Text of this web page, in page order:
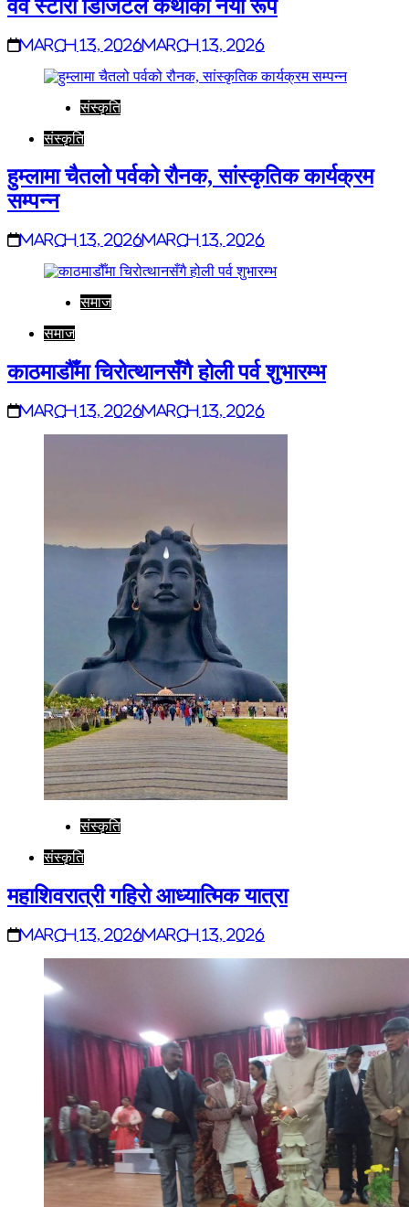
वेव स्टोरी डिजिटल कथाको नयाँ रूप
March 13, 2026March 13, 2026
संस्कृति
संस्कृति
हुम्लामा चैतलो पर्वको रौनक, सांस्कृतिक कार्यक्रम
सम्पन्न
March 13, 2026March 13, 2026
समाज
समाज
काठमाडौँमा चिरोत्थानसँगै होली पर्व शुभारम्भ
March 13, 2026March 13, 2026
संस्कृति
संस्कृति
महाशिवरात्री गहिरो आध्यात्मिक यात्रा
March 13, 2026March 13, 2026